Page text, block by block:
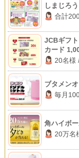
しまじろ
合計
JCBギフ
カード
20名様
ブタメン
毎月
角ハイボ
20万名